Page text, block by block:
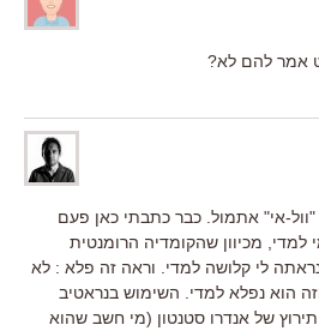
אמר להם לא?
אי" אתמול. כבר כתבתי כאן פעם
למדי, מכיוון שהקומדיה הרומנטית
לי קלושה למדי. וראה זה פלא : לא
הוא נפלא למדי. השימוש בנראטיב
של אנדרו סטנטון (מי חשב שהוא